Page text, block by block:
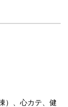
）、心カテ、健